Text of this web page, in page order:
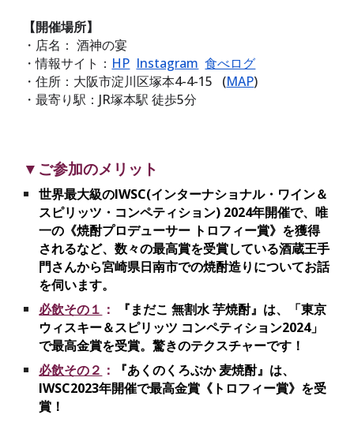
【開催場所】
・店名： 酒神の宴
・情報サイト： HP Instagram 食べログ
・住所 ： 大阪市淀川区塚本4-4-15 (MAP)
・最寄り駅： JR塚本駅徒歩5分
▼ ご参加のメリット
世界最大級のIWSC(インターナショナル・ワイン＆
スピリッツ・コンペティション) 2024年開催で、唯
一の《焼酎プロデューサー トロフィー賞》を獲得
されるなど、数々の最高賞を受賞している酒蔵王手
門さんから宮崎県日南市での焼酎造りについてお話
を伺います。
必飲その１ ： 『まだこ 無割水 芋焼酎』 は、 「東京
ウィスキー＆スピリッツ コンペティション2024」
で最高金賞を受賞。驚きのテクスチャーです！
必飲その２ ： 『あくのくろぶか 麦焼酎』は、
IWSC2023年開催で最高金賞《トロフィー賞》を受
賞！